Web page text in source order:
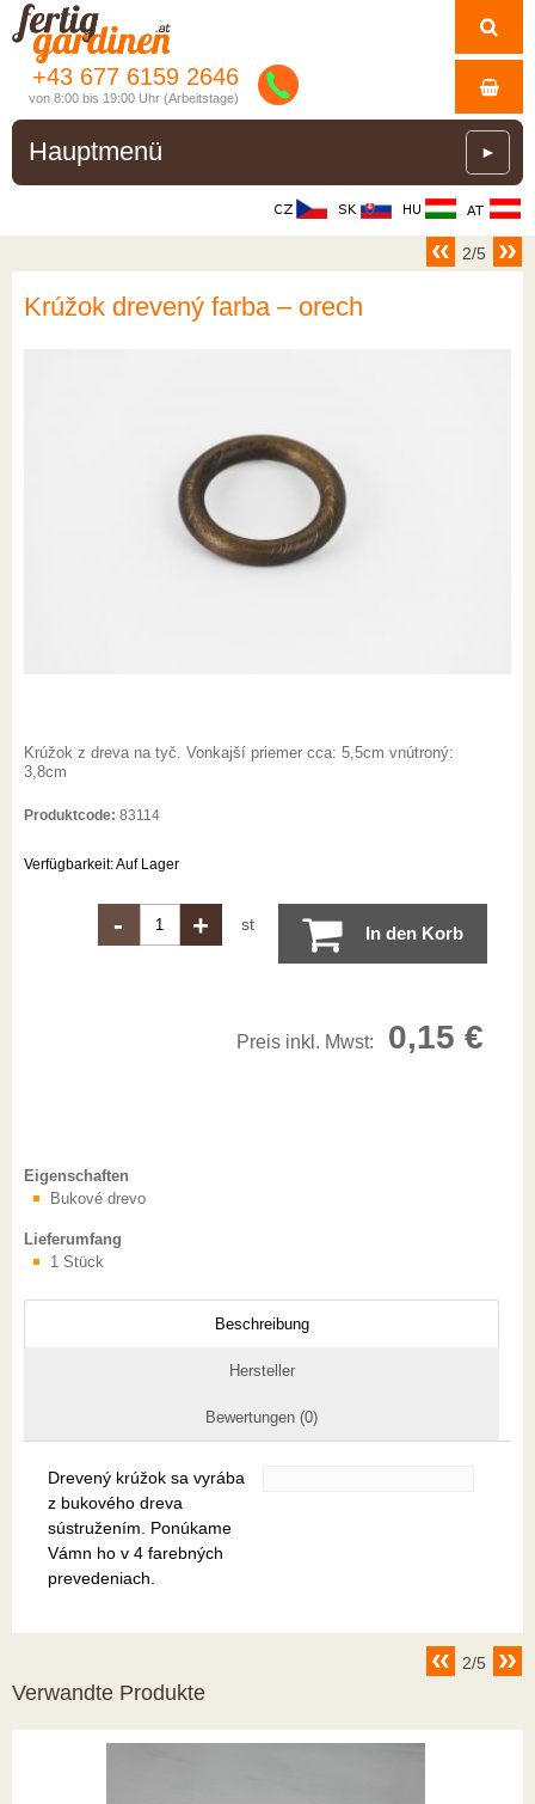
+43 677 6159 2646
von 8:00 bis 19:00 Uhr (Arbeitstage)
Hauptmenü ►
2/5
Krúžok drevený farba – orech
Krúžok z dreva na tyč. Vonkajší priemer cca: 5,5cm vnútroný:
3,8cm
Produktcode: 83114
Verfügbarkeit:Auf Lager
- + st In den Korb
Preis inkl. Mwst: 0,15 €
Eigenschaften
Bukové drevo
Lieferumfang
1 Stück
Beschreibung
Hersteller
Bewertungen (0)
Drevený krúžok sa vyrába
z bukového dreva
sústružením. Ponúkame
Vámn ho v 4 farebných
prevedeniach.
2/5
Verwandte Produkte